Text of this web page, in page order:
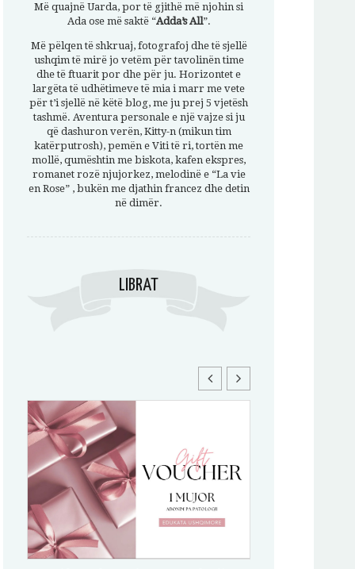
Më quajnë Uarda, por të gjithë më njohin si
Ada ose më saktë “Adda’s All”.
Më pëlqen të shkruaj, fotografoj dhe të sjellë
ushqim të mirë jo vetëm për tavolinën time
dhe të ftuarit por dhe për ju. Horizontet e
largëta të udhëtimeve të mia i marr me vete
për t’i sjellë në këtë blog, me ju prej 5 vjetësh
tashmë. Aventura personale e një vajze si ju
që dashuron verën, Kitty-n (mikun tim
katërputrosh), pemën e Viti të ri, tortën me
mollë, qumështin me biskota, kafen ekspres,
romanet rozë njujorkez, melodinë e “La vie
en Rose” , bukën me djathin francez dhe detin
në dimër.
LIBRAT